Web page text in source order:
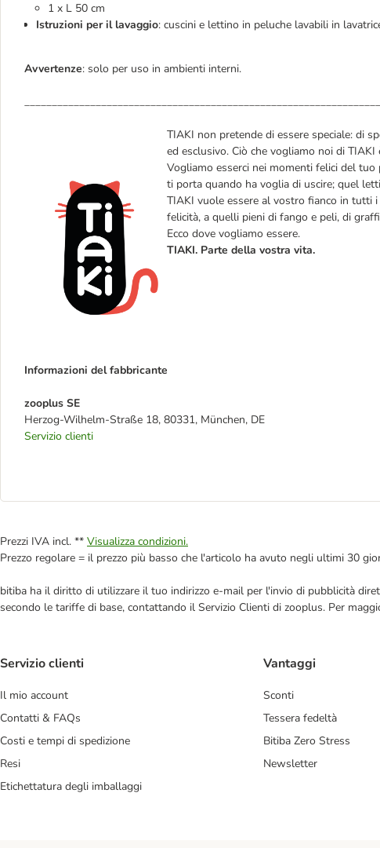
1 x L 50 cm
Istruzioni per il lavaggio: cuscini e lettino in peluche lavabili in
Avvertenze: solo per uso in ambienti interni.
TIAKI non pretende di essere speciale: di
ed esclusivo. Ciò che vogliamo noi di
Vogliamo esserci nei momenti felici del
ti porta quando ha voglia di uscire; quel
TIAKI vuole essere al vostro fianco in tutti
felicità, a quelli pieni di fango e peli, di
Ecco dove vogliamo essere.
TIAKI. Parte della vostra vita.
Informazioni del fabbricante
zooplus SE
Herzog-Wilhelm-Straße 18, 80331, München, DE
Servizio clienti
Prezzi IVA incl. ** Visualizza condizioni.
Prezzo regolare = il prezzo più basso che l'articolo ha avuto negli ultimi 30
bitiba ha il diritto di utilizzare il tuo indirizzo e-mail per l'invio di pubblicità
secondo le tariffe di base, contattando il Servizio Clienti di zooplus. Per
Servizio clienti
Il mio account
Contatti & FAQs
Costi e tempi di spedizione
Resi
Etichettatura degli imballaggi
Vantaggi
Sconti
Tessera fedeltà
Bitiba Zero Stress
Newsletter